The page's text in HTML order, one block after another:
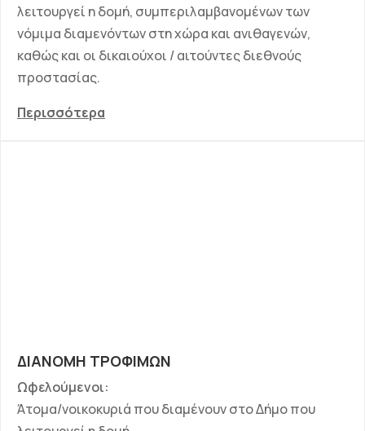
λειτουργεί η δομή, συμπεριλαμβανομένων των
νόμιμα διαμενόντων στη χώρα και ανιθαγενών,
καθώς και οι δικαιούχοι / αιτούντες διεθνούς
προστασίας.
Περισσότερα
ΔΙΑΝΟΜΗ ΤΡΟΦΙΜΩΝ
Ωφελούμενοι:
Άτομα/νοικοκυριά που διαμένουν στο Δήμο που